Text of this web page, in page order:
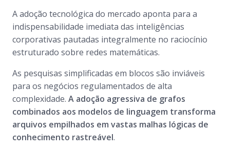
A adoção tecnológica do mercado aponta para a
indispensabilidade imediata das inteligências
corporativas pautadas integralmente no raciocínio
estruturado sobre redes matemáticas.
As pesquisas simplificadas em blocos são inviáveis
para os negócios regulamentados de alta
complexidade. A adoção agressiva de grafos
combinados aos modelos de linguagem transforma
arquivos empilhados em vastas malhas lógicas de
conhecimento rastreável.